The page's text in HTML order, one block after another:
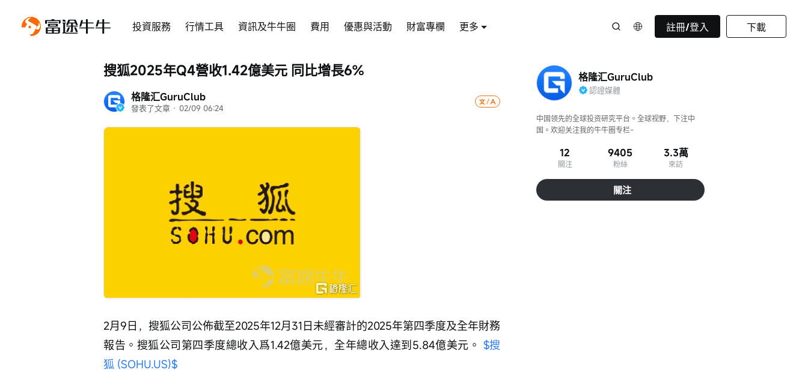
投資服務 行情工具 資訊及牛牛圈 費用 優惠與活動 財富專欄 更多 註冊/登入 下載
格隆汇GuruClub
發表了文章 · 02/09 06:24
搜狐2025年Q4營收1.42億美元 同比增長6%
2月9日，搜狐公司公佈截至2025年12月31日未經審計的2025年第四季度及全年財務
報告。搜狐公司第四季度總收入爲1.42億美元，全年總收入達到5.84億美元。 $搜
狐 (SOHU.US)$
格隆汇GuruClub
認證媒體
中国领先的全球投资研究平台。全球视野，下注中
国。欢迎关注我的牛牛圈专栏~
12
關注
9405
粉絲
3.3萬
來訪
關注